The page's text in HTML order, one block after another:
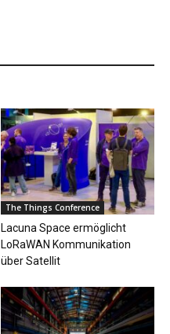
The Things Conference
Lacuna Space ermöglicht
LoRaWAN Kommunikation
über Satellit